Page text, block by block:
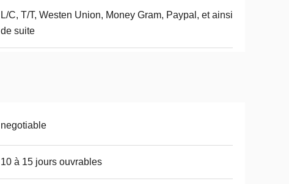
L/C, T/T, Westen Union, Money Gram, Paypal, et ainsi
de suite
negotiable
10 à 15 jours ouvrables